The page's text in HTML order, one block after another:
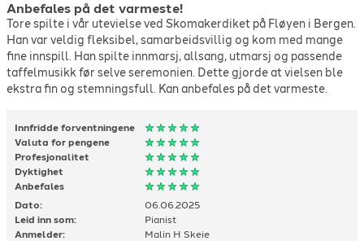
Anbefales på det varmeste!
Tore spilte i vår utevielse ved Skomakerdiket på Fløyen i Bergen.
Han var veldig fleksibel, samarbeidsvillig og kom med mange
fine innspill. Han spilte innmarsj, allsang, utmarsj og passende
taffelmusikk før selve seremonien. Dette gjorde at vielsen ble
ekstra fin og stemningsfull. Kan anbefales på det varmeste.
Innfridde forventningene
Valuta for pengene
Profesjonalitet
Dyktighet
Anbefales
Dato:
06.06.2025
Leid inn som:
Pianist
Anmelder:
Malin H Skeie